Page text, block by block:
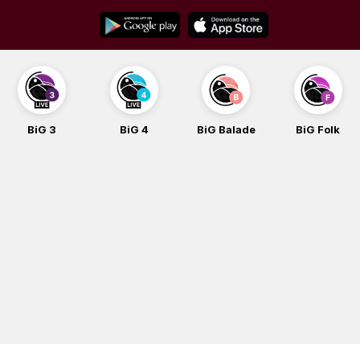
content
BiG 4 BiG Balade BiG Folk BiG iG